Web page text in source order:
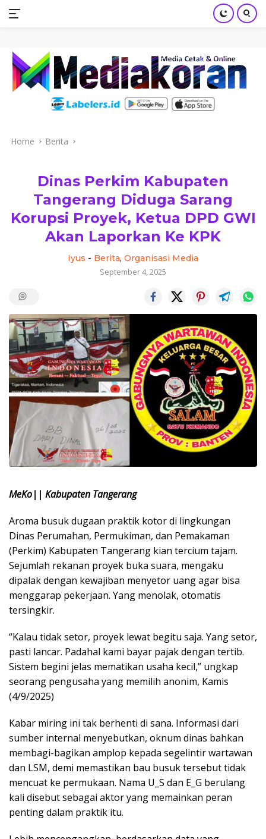
Skip
content
Home Berita
Dinas Perkim Kabupaten
Tangerang Diduga Sarang
Korupsi Proyek, Ketua DPD GWI
Akan Laporkan Ke KPK
Iyus - Berita, Organisasi Media
September 4, 2025
MeKo|| Kabupaten Tangerang
Aroma busuk dugaan praktik kotor di lingkungan
Dinas Perumahan, Permukiman, dan Pemakaman
(Perkim) Kabupaten Tangerang kian tercium tajam.
Sejumlah rekanan proyek buka suara, mengaku
dipalak dengan kewajiban menyetor uang agar bisa
menggarap pekerjaan. Yang menolak, otomatis
tersingkir.
“Kalau tidak setor, proyek lewat begitu saja. Yang setor,
pasti lancar. Padahal kami bayar pajak dengan tertib.
Sistem begini jelas mematikan usaha kecil,” ungkap
seorang pengusaha yang memilih anonim, Kamis
(4/9/2025)
Kabar miring ini tak berhenti di sana. Informasi dari
sumber internal menyebutkan, oknum dinas bahkan
membagi-bagikan amplop kepada segelintir wartawan
dan LSM, demi memastikan bau busuk tersebut tidak
mencuat ke permukaan. Nama U_S dan E_G berulang
kali disebut sebagai aktor yang memainkan peran
penting dalam praktik itu.